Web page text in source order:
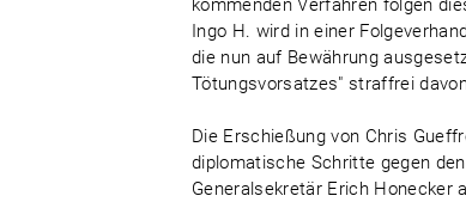
kommenden Verfahren folgen
Ingo H. wird in einer
die nun auf Bewährung
Tötungsvorsatzes" straffrei
Die Erschießung von Chris
diplomatische Schritte gegen
Generalsekretär Erich Honecker